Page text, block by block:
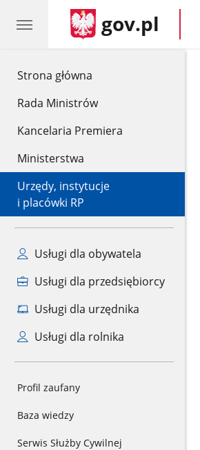
Strona główna
Rada Ministrów
Kancelaria Premiera
Ministerstwa
Urzędy, instytucje
i placówki RP
Usługi dla obywatela
Usługi dla przedsiębiorcy
Usługi dla urzędnika
Usługi dla rolnika
Profil zaufany
Baza wiedzy
Serwis Służby Cywilnej
gov.pl